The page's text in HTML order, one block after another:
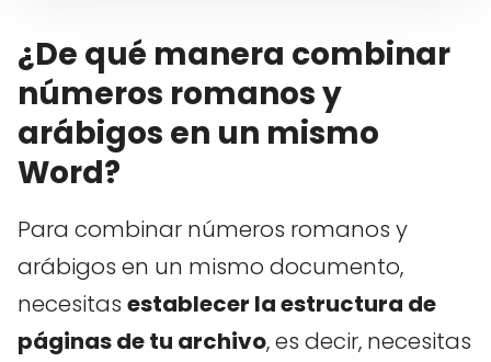
¿De qué manera combinar
números romanos y
arábigos en un mismo
Word?
Para combinar números romanos y
arábigos en un mismo documento,
necesitas establecer la estructura de
páginas de tu archivo, es decir, necesitas